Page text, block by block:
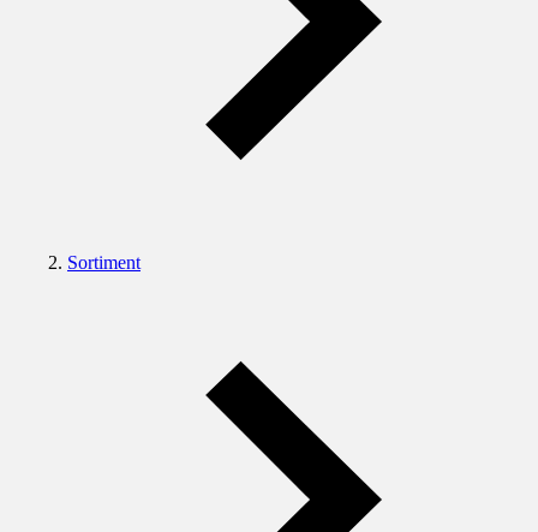
Sortiment